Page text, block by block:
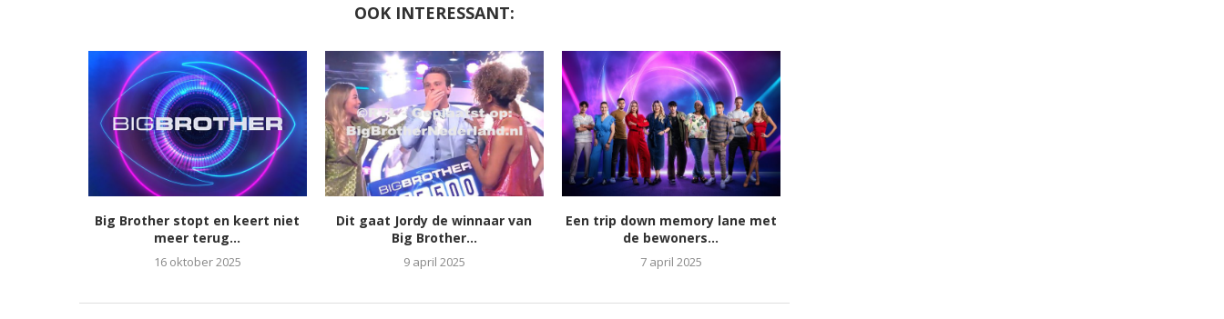
OOK INTERESSANT:
Big Brother stopt en keert niet
meer terug...
16 oktober 2025
Dit gaat Jordy de winnaar van
Big Brother...
9 april 2025
Een trip down memory lane met
de bewoners...
7 april 2025